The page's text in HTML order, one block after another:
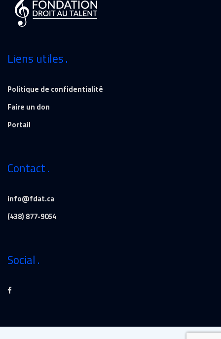
Liens utiles
Politique de confidentialité
Faire un don
Portail
Contact
info@fdat.ca
(438) 877-9054
Social